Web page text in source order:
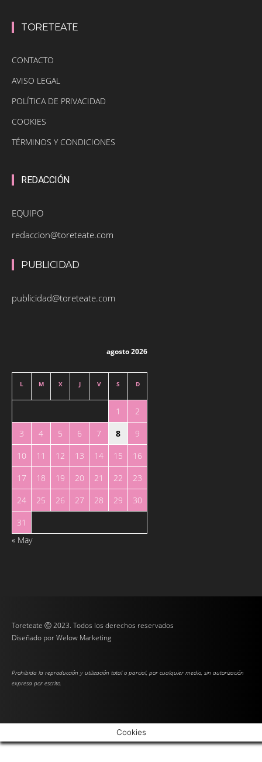
TORETEATE
CONTACTO
AVISO LEGAL
POLÍTICA DE PRIVACIDAD
COOKIES
TÉRMINOS Y CONDICIONES
REDACCIÓN
EQUIPO
redaccion@toreteate.com
PUBLICIDAD
publicidad@toreteate.com
agosto 2026
L M X J V S D
1
2
3
4 5 6 7 8
9
10
11 12 13 14 15
16
17
18 19 20 21 22
23
24
25 26 27 28 29
30
31
« May
Toreteate Ⓒ 2023. Todos los derechos reservados
Diseñado porWelow Marketing
Prohibida la reproducción y utilización total o parcial, por cualquier medio, sin autorización
expresa por escrito.
Cookies